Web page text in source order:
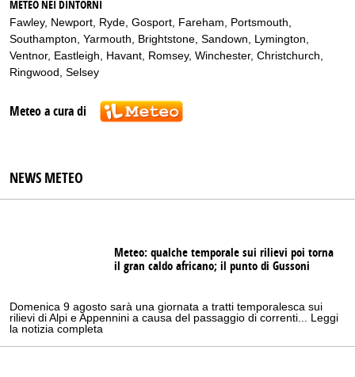
METEO NEI DINTORNI
Fawley, Newport Ryde Gosport Fareham Portsmouth
Southampton Yarmouth Brightstone Sandown Lymington
Ventnor, Eastleigh Havant Romsey, Winchester, Christchurch
Ringwood Selsey
Meteo a cura di
NEWS METEO
Meteo: qualche temporale sui rilievi poi torna
il gran caldo africano; il punto di Gussoni
Domenica 9 agosto sarà una giornata a tratti temporalesca sui
rilievi di Alpi e Appennini a causa del passaggio di correnti... Leggi
la notizia completa